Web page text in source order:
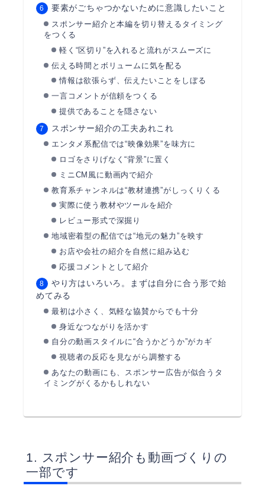
要素がごちゃつかないために意識したいこと
スポンサー紹介と本編を切り替えるタイミング
をつくる
軽く“区切り”を入れると流れがスムーズに
伝える時間とボリュームに気を配る
情報は欲張らず、伝えたいことをしぼる
一言コメントが信頼をつくる
提供であることを隠さない
スポンサー紹介の工夫あれこれ
エンタメ系配信では“映像効果”を味方に
ロゴをさりげなく“背景”に置く
ミニCM風に動画内で紹介
教育系チャンネルは“教材連携”がしっくりくる
実際に使う教材やツールを紹介
レビュー形式で深掘り
地域密着型の配信では“地元の魅力”を映す
お店や会社の紹介を自然に組み込む
応援コメントとして紹介
やり方はいろいろ。まずは自分に合う形で始
めてみる
最初は小さく、気軽な協賛からでも十分
身近なつながりを活かす
自分の動画スタイルに“合うかどうか”がカギ
視聴者の反応を見ながら調整する
あなたの動画にも、スポンサー広告が似合うタ
イミングがくるかもしれない
スポンサー紹介も動画づくりの
一部です